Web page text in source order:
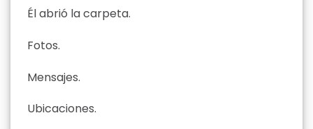
Él abrió la carpeta.
Fotos.
Mensajes.
Ubicaciones.